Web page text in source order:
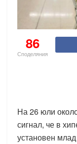
86
Споделяния
На 26 юли
сигнал, че в
установен